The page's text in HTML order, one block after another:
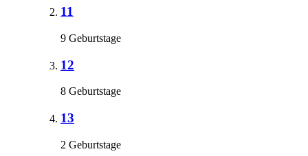
11
9 Geburtstage
12
8 Geburtstage
13
2 Geburtstage